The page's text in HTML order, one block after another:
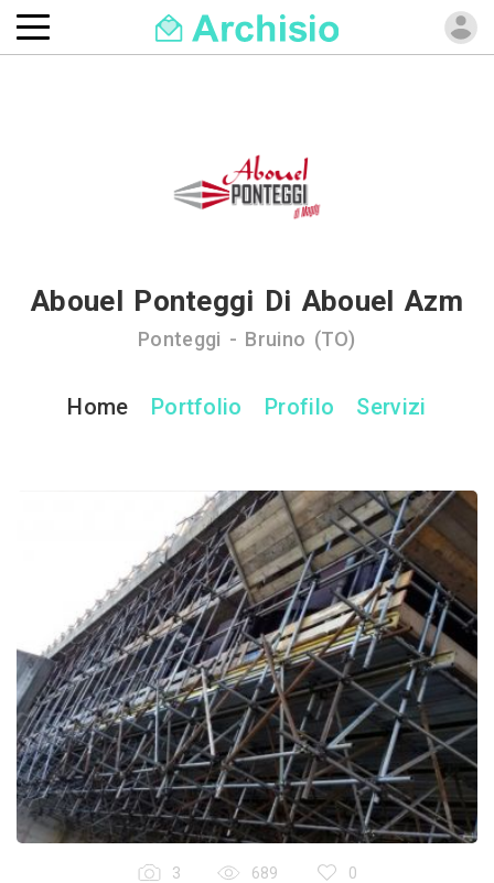
Abouel Ponteggi Di Abouel Azm
Ponteggi - Bruino (TO)
Home Portfolio Profilo Servizi
3 689 0